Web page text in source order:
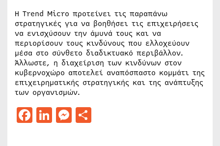
Η Trend Micro προτείνει τις παραπάνω
στρατηγικές για να βοηθήσει τις επιχειρήσεις
να ενισχύσουν την άμυνά τους και να
περιορίσουν τους κινδύνους που ελλοχεύουν
μέσα στο σύνθετο διαδικτυακό περιβάλλον.
Άλλωστε, η διαχείριση των κινδύνων στον
κυβερνοχώρο αποτελεί αναπόσπαστο κομμάτι της
επιχειρηματικής στρατηγικής και της ανάπτυξης
των οργανισμών.
Facebook
LinkedIn
Messenger